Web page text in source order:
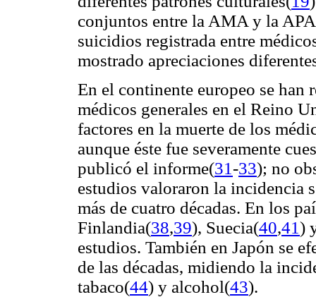
conjuntos entre la AMA y la
suicidios registrada entre
mostrado apreciaciones
En el continente europeo se han
médicos generales en el Reino
factores en la muerte de los
aunque éste fue severamente
publicó el informe(31 -33); no
estudios valoraron la incidencia
más de cuatro décadas. En los
Finlandia(38,39), Suecia(40,41)
estudios. También en Japón se
de las décadas, midiendo la
tabaco(44) y alcohol(43).